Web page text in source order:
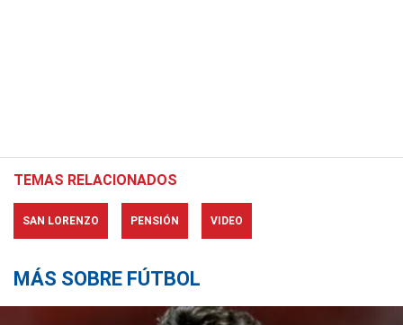
TEMAS RELACIONADOS
SAN LORENZO PENSIÓN VIDEO
MÁS SOBRE FÚTBOL